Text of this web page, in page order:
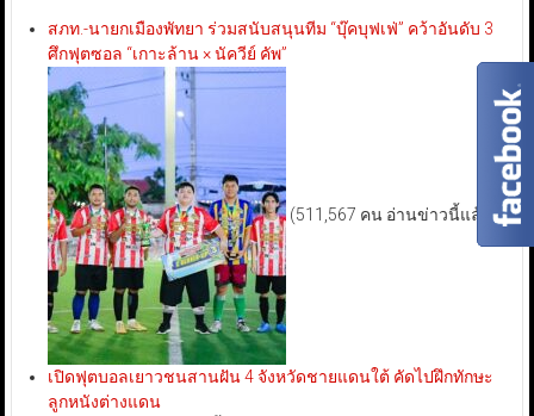
สภท.-นายกเมืองพัทยา ร่วมสนับสนุนทีม “บุ๊คบุฟเฟ่” คว้าอันดับ 3
ศึกฟุตซอล “เกาะล้าน × นัควีย์ คัพ”
(511,567 คน อ่านข่าวนี้แล้ว)
เปิดฟุตบอลเยาวชนสานฝัน 4 จังหวัดชายแดนใต้ คัดไปฝึกทักษะ
ลูกหนังต่างแดน